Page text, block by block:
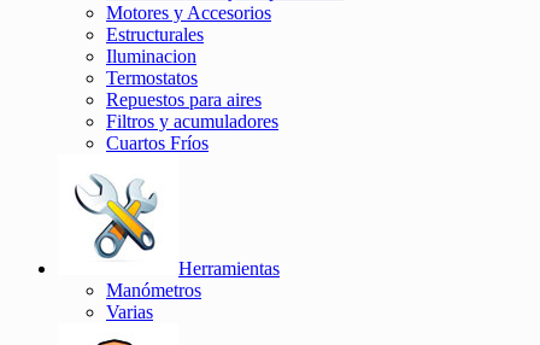
Motores y Accesorios
Estructurales
Iluminacion
Termostatos
Repuestos para aires
Filtros y acumuladores
Cuartos Fríos
Herramientas
Manómetros
Varias